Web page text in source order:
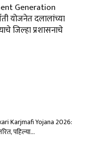
Generation
योजनेत दलालांच्या
जिल्हा प्रशासनाचे
Karjmafi Yojana 2026:
पहिल्या...